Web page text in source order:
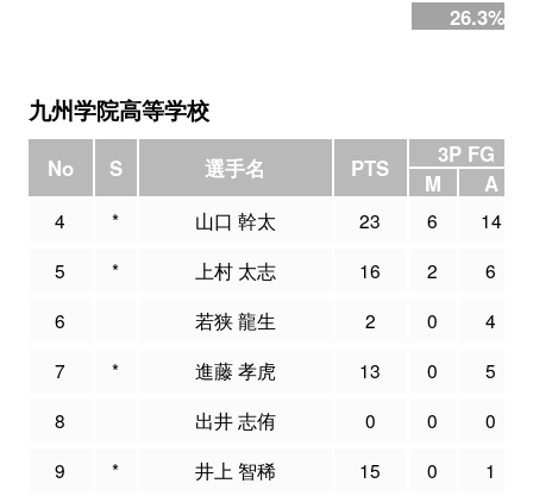
26.3%
九州学院高等学校
No S 選手名 PTS
3P FG
M
A
4 * 山口 幹太 23 6
14
5
* 上村 太志 16 2
6
6
若狭 龍生 2 0
4
7
* 進藤 孝虎 13 0
5
8
出井 志侑 0 0
0
9
* 井上 智稀 15 0 1